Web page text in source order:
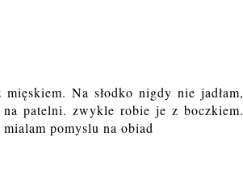
Na słodko nigdy nie jadłam,
patelni. zwykle robie je z boczkiem.
pomyslu na obiad